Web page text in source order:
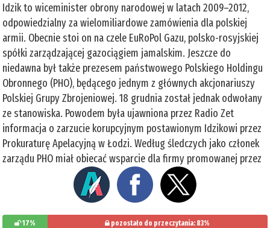
Idzik to wiceminister obrony narodowej w latach 2009–2012,
odpowiedzialny za wielomiliardowe zamówienia dla polskiej
armii. Obecnie stoi on na czele EuRoPol Gazu, polsko-rosyjskiej
spółki zarządzającej gazociągiem jamalskim. Jeszcze do
niedawna był także prezesem państwowego Polskiego Holdingu
Obronnego (PHO), będącego jednym z głównych akcjonariuszy
Polskiej Grupy Zbrojeniowej. 18 grudnia został jednak odwołany
ze stanowiska. Powodem była ujawniona przez Radio Zet
informacja o zarzucie korupcyjnym postawionym Idzikowi przez
Prokuraturę Apelacyjną w Łodzi. Według śledczych jako członek
zarządu PHO miał obiecać wsparcie dla firmy promowanej przez
17% pozostało do przeczytania: 83%